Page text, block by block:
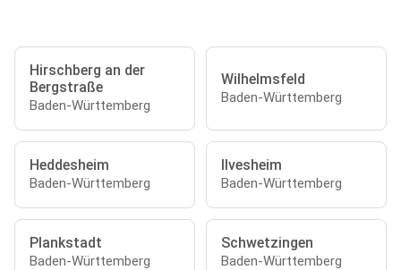
Hirschberg an der
Bergstraße
Baden-Württemberg
Wilhelmsfeld
Baden-Württemberg
Heddesheim
Baden-Württemberg
Ilvesheim
Baden-Württemberg
Plankstadt
Baden-Württemberg
Schwetzingen
Baden-Württemberg